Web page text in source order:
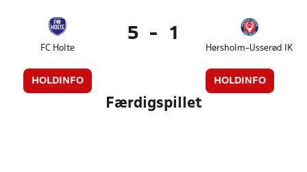
FC Holte
HOLDINFO
5 - 1
Hørsholm-Usserød IK
HOLDINFO
Færdigspillet